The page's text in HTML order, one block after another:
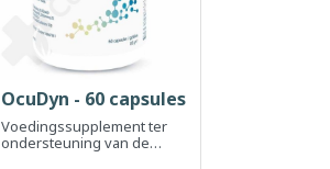
Snel bekijken
OcuDyn - 60 capsules
Voedingssupplement ter
ondersteuning van de